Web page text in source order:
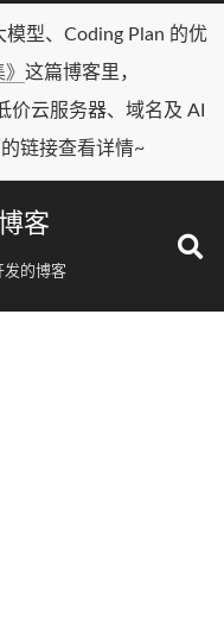
型、Coding Plan 的优
这篇博客里，
价云服务器、域名及 AI
链接查看详情~
客
发的博客